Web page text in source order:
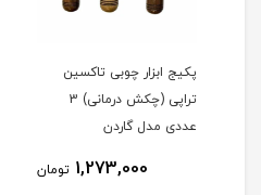
پکیج ابزار چوبی تاکسین
تراپی (چکش درمانی) 3
عددی مدل گاردن
1,273,000 تومان